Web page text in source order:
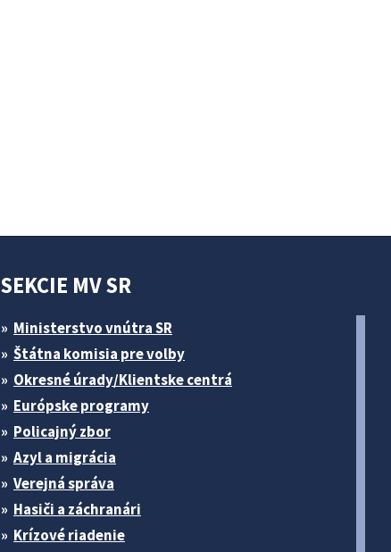
SEKCIE MV SR
Ministerstvo vnútra SR
Štátna komisia pre volby
Okresné úrady/Klientske centrá
Európske programy
Policajný zbor
Azyl a migrácia
Verejná správa
Hasiči a záchranári
Krízové riadenie